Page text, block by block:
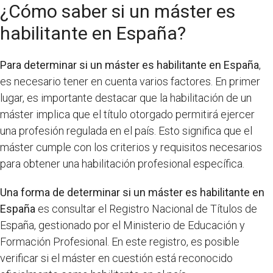
¿Cómo saber si un máster es
habilitante en España?
Para determinar si un máster es habilitante en España,
es necesario tener en cuenta varios factores. En primer
lugar, es importante destacar que la habilitación de un
máster implica que el título otorgado permitirá ejercer
una profesión regulada en el país. Esto significa que el
máster cumple con los criterios y requisitos necesarios
para obtener una habilitación profesional específica.
Una forma de determinar si un máster es habilitante en
España es consultar el Registro Nacional de Títulos de
España, gestionado por el Ministerio de Educación y
Formación Profesional. En este registro, es posible
verificar si el máster en cuestión está reconocido